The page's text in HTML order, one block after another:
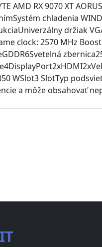
AMD RX 9070 XT
chladenia
držiak
clock: 2570 MHz
WSlot3 SlotTyp
a môže obsahovať